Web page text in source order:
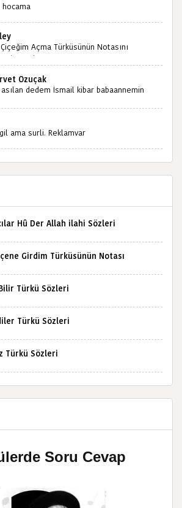
Açma Türküsünün Notasını
?İlginiz İçin Şimdiden Teşekkürler.
Özuçak
dedem İsmail kibar babaannemin
ama surli. Reklamvar
Hû Der Allah ilahi Sözleri
Girdim Türküsünün Notası
Türkü Sözleri
Türkü Sözleri
Türkü Sözleri
Soru Cevap